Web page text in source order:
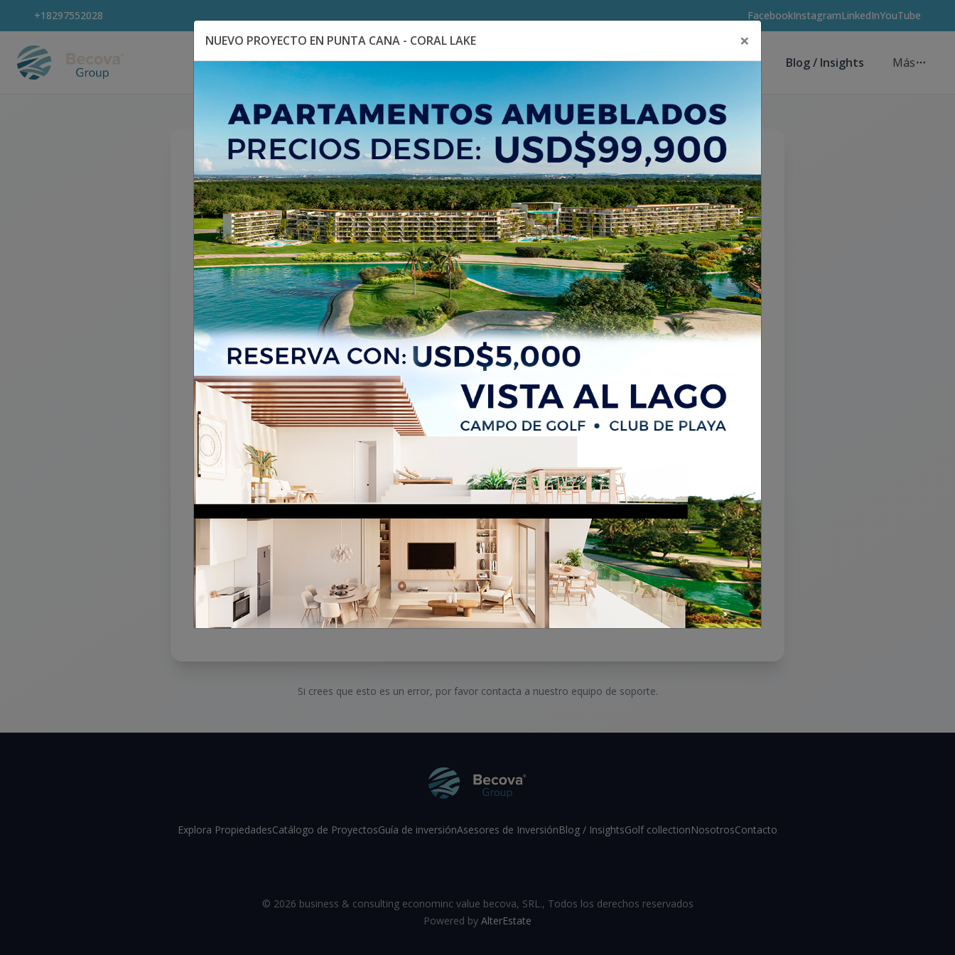
+18297552028 FacebookInstagramLinkedInYouTube
Explora Propiedades Catálogo de Proyectos Guía de inversión Asesores de Inversión Blog / Insights Más
404
La propiedad no existe o no está
disponible
Lo sentimos, la propiedad que estás buscando no existe o no está disponible
en este momento. Verifica la URL o navega a través de nuestras propiedades
disponibles.
Volver al inicio
¿Necesitas ayuda?
Becova Group
Si crees que esto es un error, por favor contacta a nuestro equipo de soporte.
Explora PropiedadesCatálogo de ProyectosGuía de inversiónAsesores de InversiónBlog / InsightsGolf collectionNosotrosContacto
© 2026 business & consulting econominc value becova, SRL., Todos los derechos reservados
Powered by AlterEstate
NUEVO PROYECTO EN PUNTA CANA - CORAL LAKE ×